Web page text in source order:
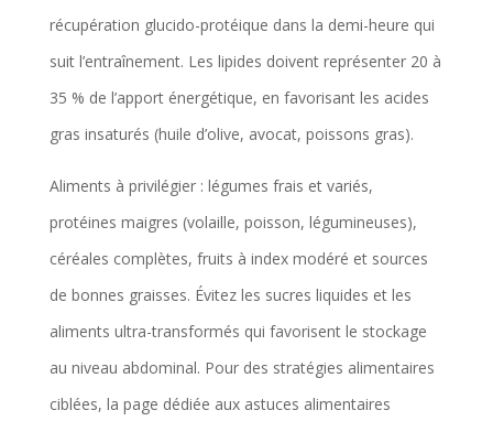
récupération glucido-protéique dans la demi-heure qui
suit l’entraînement. Les lipides doivent représenter 20 à
35 % de l’apport énergétique, en favorisant les acides
gras insaturés (huile d’olive, avocat, poissons gras).
Aliments à privilégier : légumes frais et variés,
protéines maigres (volaille, poisson, légumineuses),
céréales complètes, fruits à index modéré et sources
de bonnes graisses. Évitez les sucres liquides et les
aliments ultra-transformés qui favorisent le stockage
au niveau abdominal. Pour des stratégies alimentaires
ciblées, la page dédiée aux astuces alimentaires